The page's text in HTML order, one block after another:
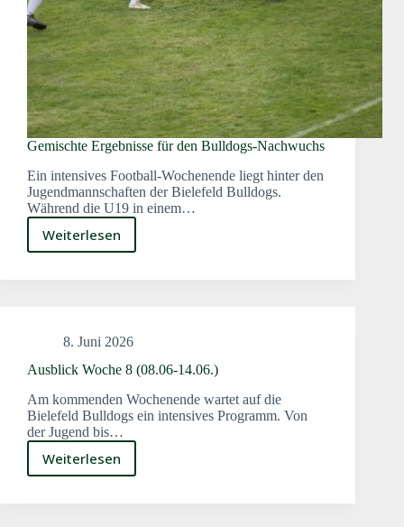
Gemischte Ergebnisse für den Bulldogs-Nachwuchs
Ein intensives Football-Wochenende liegt hinter den
Jugendmannschaften der Bielefeld Bulldogs.
Während die U19 in einem…
Weiterlesen
Gemischte
für
Nachwuchs
8. Juni 2026
Ausblick Woche 8 (08.06-14.06.)
Am kommenden Wochenende wartet auf die
Bielefeld Bulldogs ein intensives Programm. Von
der Jugend bis…
Weiterlesen
Ausblick
8